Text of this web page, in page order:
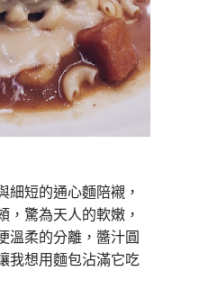
細短的通心麵陪襯，
，驚為天人的軟嫩，
溫柔的分離，醬汁圓
我想用麵包沾滿它吃